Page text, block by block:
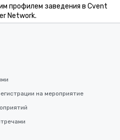
профилем заведения в Cvent
Network.
на мероприятие